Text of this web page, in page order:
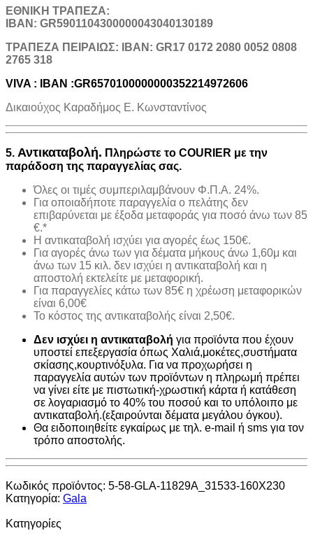
ΕΘΝΙΚΗ ΤΡΑΠΕΖΑ:
IBAN: GR5901104300000043040130189
TΡΑΠΕΖΑ ΠΕΙΡΑΙΩΣ: IBAN: GR17 0172 2080 0052 0808
2765 318
VIVA : IBAN :GR6570100000000352214972606
Δικαιούχος Καραδήμος Ε. Κωνσταντίνος
5. Αντικαταβολή. Πληρώστε το COURIER με την
παράδοση της παραγγελίας σας.
Όλες οι τιμές συμπεριλαμβάνουν Φ.Π.Α. 24%.
Για οποιαδήποτε παραγγελία ο πελάτης δεν
επιβαρύνεται με έξοδα μεταφοράς για ποσό άνω των 85
€.*
H αντικαταβολή ισχύει για αγορές έως 150€.
Για αγορές άνω των για δέματα μήκους άνω 1,60μ και
άνω των 15 κιλ. δεν ισχύει η αντικαταβολή και η
αποστολή εκτελείτε με μεταφορική.
Για παραγγελίες κάτω των 85€ η χρέωση μεταφορικών
είναι 6,00€
Το κόστος της αντικαταβολής είναι 2,50€.
Δεν ισχύει η αντικαταβολή για προϊόντα που έχουν
υποστεί επεξεργασία όπως Χαλιά,μοκέτες,συστήματα
σκίασης,κουρτινόξυλα. Για να προχωρήσει η
παραγγελία αυτών των προϊόντων η πληρωμή πρέπει
να γίνει είτε με πιστωτική-χρωστική κάρτα ή κατάθεση
σε λογαριασμό το 40% του ποσού και το υπόλοιπο με
αντικαταβολή.(εξαιρούνται δέματα μεγάλου όγκου).
Θα ειδοποιηθείτε εγκαίρως με τηλ. e-mail ή sms για τον
τρόπο αποστολής.
Κωδικός προϊόντος: 5-58-GLA-11829A_31533-160X230
Κατηγορία: Gala
Κατηγορίες